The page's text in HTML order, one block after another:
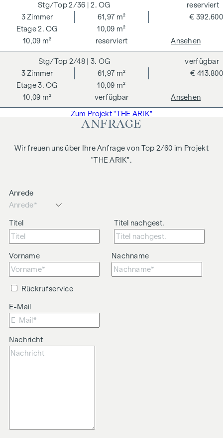
Wir weisen darauf hin, dass zwischen dem Vermittler und
dem zu vermittelnden Dritten ein familiäres oder
wirtschaftliches Naheverhältnis besteht.
Der Vermittler ist als Doppelmakler tätig.
2/36 | 2. OG
2. OG
3 Zimmer
61,97 m²
10,09 m²
10,09 m²
€ 392.600
reserviert
reserviert
Ansehen
2/48 | 3. OG
3. OG
3 Zimmer
61,97 m²
10,09 m²
10,09 m²
€ 413.800
verfügbar
verfügbar
Ansehen
Zum Projekt "THE ARIK"
ANFRAGE
Wir freuen uns über Ihre Anfrage von Top 2/60 im Projekt
"THE ARIK".
Anrede
Titel Titel nachgest.
Vorname Nachname
Rückrufservice
E-Mail
Nachricht